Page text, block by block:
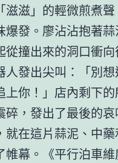
滋滋」的輕微煎煮
爆發。廖沾沾抱著
從撞出來的洞口衝
人發出尖叫：「別
上你！」店內剩下
碎，發出了最後的
就在這片蒜泥、中
帷幕。《平行泊車